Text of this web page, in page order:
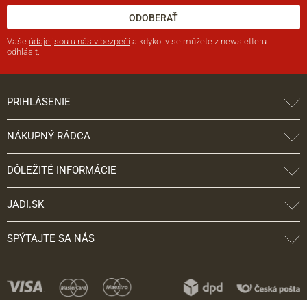
ODOBERAŤ
Vaše údaje jsou u nás v bezpečí a kdykoliv se můžete z newsletteru
odhlásit.
PRIHLÁSENIE
NÁKUPNÝ RÁDCA
DÔLEŽITÉ INFORMÁCIE
JADI.SK
SPÝTAJTE SA NÁS